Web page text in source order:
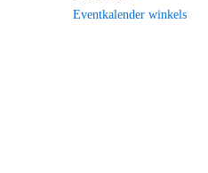
Eventkalender winkels